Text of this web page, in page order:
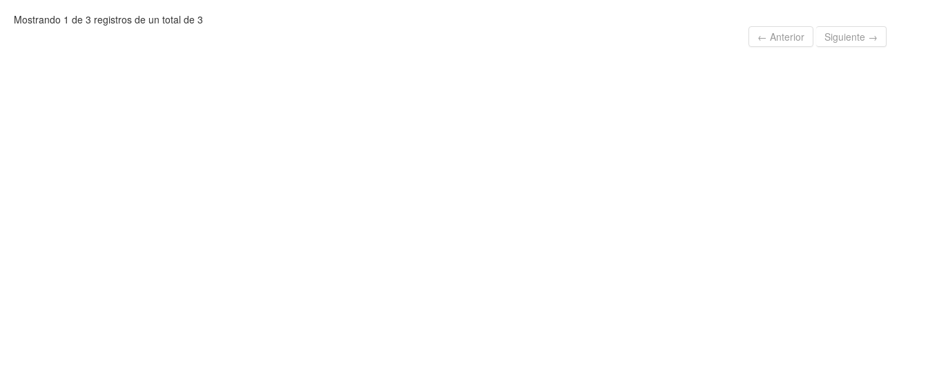
Mostrando 1 de 3 registros de un total de 3
← Anterior
Siguiente →